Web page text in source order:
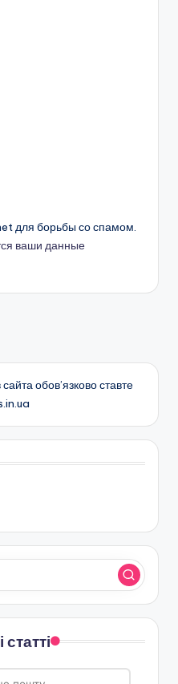
для борьбы со спамом.
ваши данные
обов’язково ставте